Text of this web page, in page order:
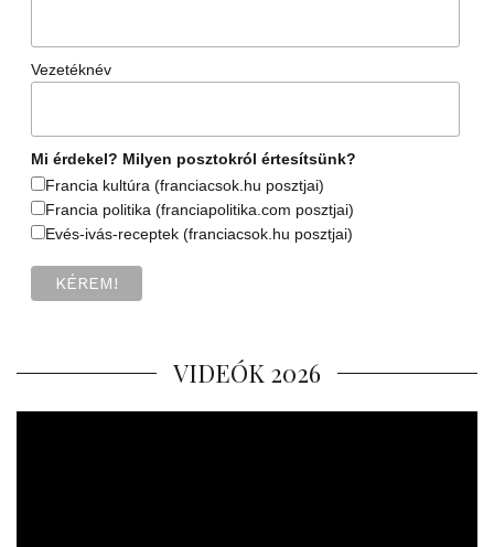
Vezetéknév
Mi érdekel? Milyen posztokról értesítsünk?
Francia kultúra (franciacsok.hu posztjai)
Francia politika (franciapolitika.com posztjai)
Evés-ivás-receptek (franciacsok.hu posztjai)
VIDEÓK 2026